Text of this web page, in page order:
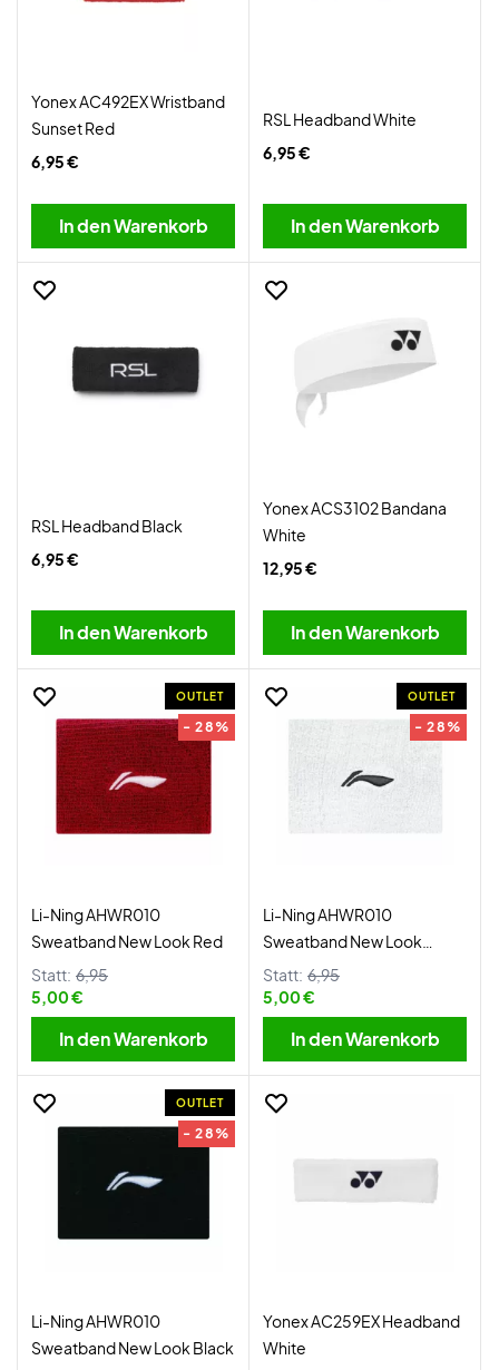
Yonex AC492EX Wristband
Sunset Red
6,95 €
In den Warenkorb
RSL Headband White
6,95 €
In den Warenkorb
RSL Headband Black
6,95 €
In den Warenkorb
Yonex ACS3102 Bandana
White
12,95 €
In den Warenkorb
OUTLET
- 28%
Li-Ning AHWR010
Sweatband New Look Red
Statt: 6,95
5,00 €
In den Warenkorb
OUTLET
- 28%
Li-Ning AHWR010
Sweatband New Look
White
Statt: 6,95
5,00 €
In den Warenkorb
OUTLET
- 28%
Li-Ning AHWR010
Sweatband New Look Black
Yonex AC259EX Headband
White